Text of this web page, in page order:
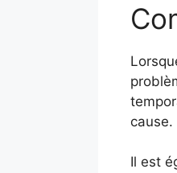
cause.
Il est